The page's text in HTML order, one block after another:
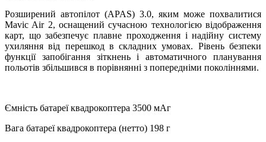
Розширений автопілот (APAS) 3.0, яким може похвалитися
Mavic Air 2, оснащений сучасною технологією відображення
карт, що забезпечує плавне проходження і надійну систему
ухиляння від перешкод в складних умовах. Рівень безпеки
функції запобігання зіткнень і автоматичного планування
польотів збільшився в порівнянні з попередніми поколіннями.
Ємність батареї квадрокоптера 3500 мАг
Вага батареї квадрокоптера (нетто) 198 г